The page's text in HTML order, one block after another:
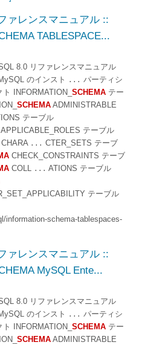
ァレンスマニュアル ::
TABLESPACE...
8.0 リファレンスマニュアル
のインスト
... パーティシ
INFORMATION_ SCHEMA テー
SCHEMA ADMINISTRABLE
テーブル
APPLICABLE_ROLES テーブル
CHARA ... CTER_SETS テーブ
CHECK_CONSTRAINTS テーブ
COLL ... ATIONS テーブル
テーブル
information-schema-tablespaces-
ァレンスマニュアル ::
MySQL Ente...
8.0 リファレンスマニュアル
のインスト
... パーティシ
INFORMATION_ SCHEMA テー
SCHEMA ADMINISTRABLE